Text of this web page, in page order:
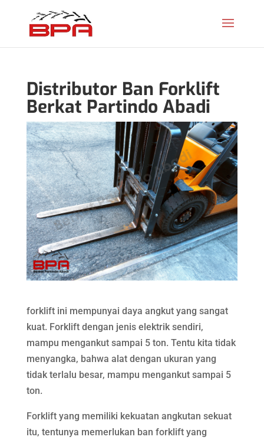
Distributor Ban Forklift
Berkat Partindo Abadi
forklift ini mempunyai daya angkut yang sangat
kuat. Forklift dengan jenis elektrik sendiri,
mampu mengankut sampai 5 ton. Tentu kita tidak
menyangka, bahwa alat dengan ukuran yang
tidak terlalu besar, mampu mengankut sampai 5
ton.
Forklift yang memiliki kekuatan angkutan sekuat
itu, tentunya memerlukan ban forklift yang